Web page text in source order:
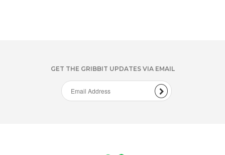
GET THE GRIBBIT UPDATES VIA EMAIL